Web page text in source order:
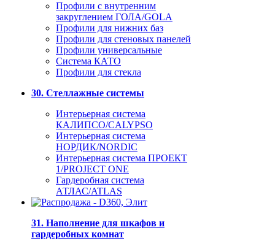
Профили с внутренним
закруглением ГОЛА/GOLA
Профили для нижних баз
Профили для стеновых панелей
Профили универсальные
Система КАТО
Профили для стекла
30. Стеллажные системы
Интерьерная система
КАЛИПСО/CALYPSO
Интерьерная система
НОРДИК/NORDIC
Интерьерная система ПРОЕКТ
1/PROJECT ONE
Гардеробная система
АТЛАС/ATLAS
31. Наполнение для шкафов и
гардеробных комнат